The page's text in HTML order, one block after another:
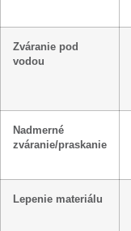
Zváranie pod
vodou
Nadmerné
zváranie/praskanie
Lepenie materiálu